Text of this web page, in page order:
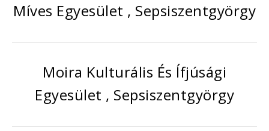
Míves Egyesület , Sepsiszentgyörgy
Moira Kulturális És Ífjúsági
Egyesület , Sepsiszentgyörgy